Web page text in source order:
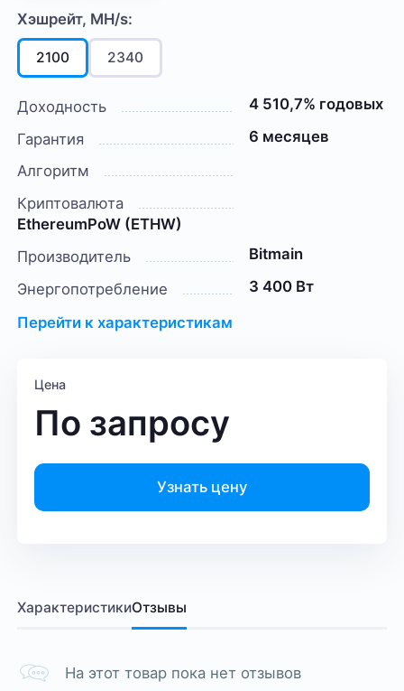
Хэшрейт, MH/s:
2100 2340
Доходность
4 510,7% годовых
Гарантия
6 месяцев
Алгоритм
Криптовалюта
EthereumPoW (ETHW)
Производитель
Bitmain
Энергопотребление
3 400 Вт
Перейти к характеристикам
Цена
По запросу
Узнать цену
ХарактеристикиОтзывы
На этот товар пока нет отзывов